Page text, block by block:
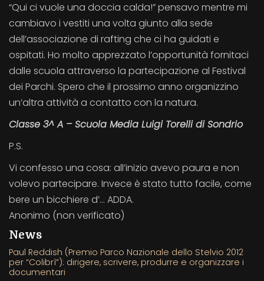
“Qui ci vuole una doccia calda!” pensavo mentre mi
cambiavo i vestiti una volta giunto alla sede
dell’associazione di rafting che ci ha guidati e
ospitati. Ho molto apprezzato l’opportunità fornitaci
dalle scuola attraverso la partecipazione al Festival
dei Parchi. Spero che il prossimo anno organizzino
un’altra attività a contatto con la natura.
Classe 3^ A – Scuola Media Luigi Torelli di Sondrio
P.S.
Vi confesso una cosa: all’inizio avevo paura e non
volevo partecipare. Invece è stato tutto facile, come
bere un bicchiere d’… ADDA.
Anonimo (non verificato)
News
Paul Reddish (Premio Parco Nazionale dello Stelvio 2012
per “Colibrì”): dirigere, scrivere, produrre e organizzare i
documentari